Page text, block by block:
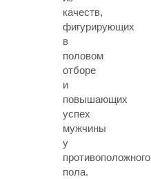
качеств,
фигурирующих
в
половом
отборе
и
повышающих
успех
мужчины
у
противоположного
пола.